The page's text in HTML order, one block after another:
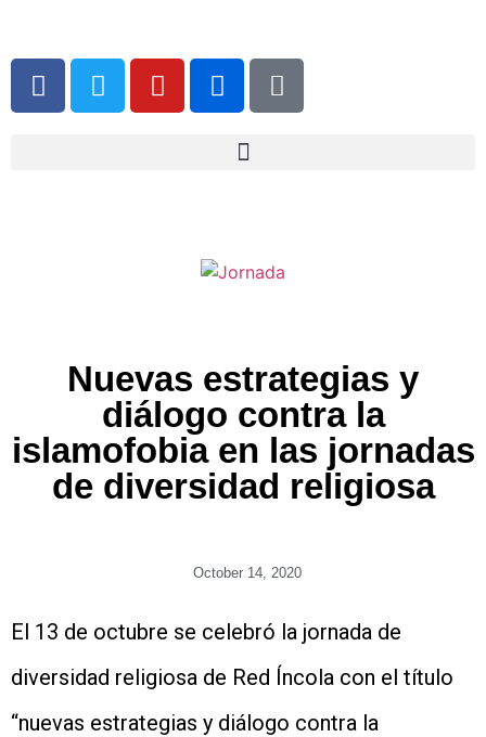
Nuevas estrategias y
diálogo contra la
islamofobia en las jornadas
de diversidad religiosa
October 14, 2020
El 13 de octubre se celebró la jornada de
diversidad religiosa de Red Íncola con el título
“nuevas estrategias y diálogo contra la